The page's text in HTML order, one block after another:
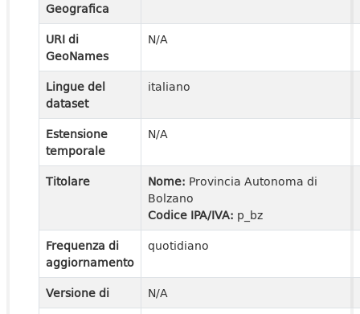
Geografica
URI di
GeoNames
N/A
Lingue del
dataset
italiano
Estensione
temporale
N/A
Titolare Nome: Provincia Autonoma di
Bolzano
Codice IPA/IVA: p_bz
Frequenza di
aggiornamento
quotidiano
Versione di
N/A